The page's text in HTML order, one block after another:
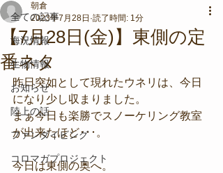
全ての記事
海況情報
生物情報
お知らせ
陸上の話
ファンダイビング
コロマガプロジェクト
【7月28日(金)】東側の定
番ネタ
朝倉
2023年7月28日 読了時間: 1分
昨日突如として現れたウネリは、今日
になり少し収まりました。
まぁ今日も楽勝でスノーケリング教室
が出来たほど･･･。
今日は東側の奥へ。